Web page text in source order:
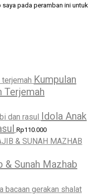
pada peramban ini untuk
Kumpulan
Terjemah
Idola Anak
Rp110.000
& Sunah Mazhab